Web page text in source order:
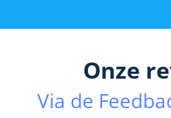
Onze
Via de